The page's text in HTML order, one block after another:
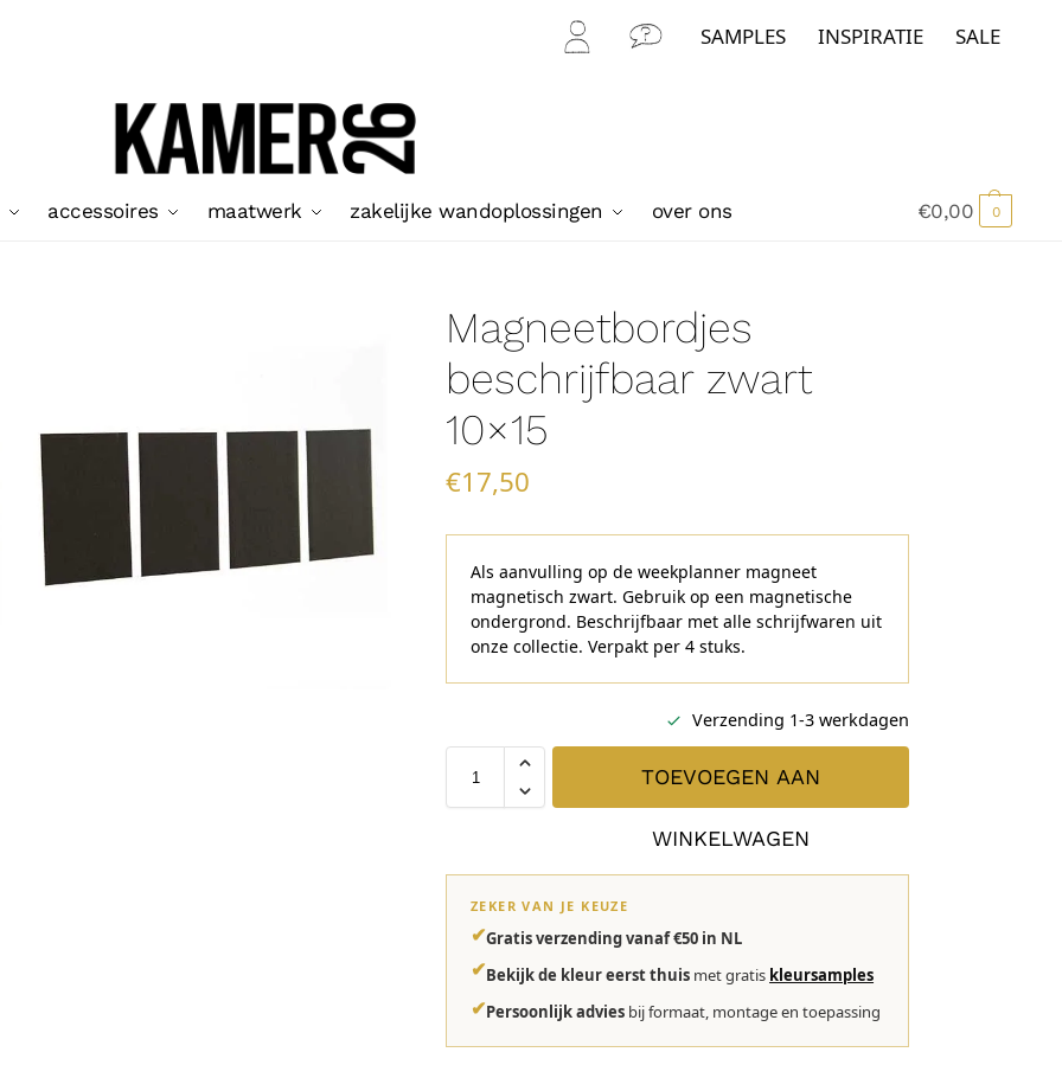
Mijn
Con
SAMPLES INSPIRATIE SALE
accessoires maatwerk zakelijke wandoplossingen over ons €0,00 0
Magneetbordjes
beschrijfbaar zwart
10×15
€17,50
Als aanvulling op de weekplanner magneet
magnetisch zwart. Gebruik op een magnetische
ondergrond. Beschrijfbaar met alle schrijfwaren uit
onze collectie. Verpakt per 4 stuks.
Verzending 1-3 werkdagen
TOEVOEGEN AAN
WINKELWAGEN
ZEKER VAN JE KEUZE
✔Gratis verzending vanaf €50 in NL
✔Bekijk de kleur eerst thuis met gratis kleursamples
✔Persoonlijk advies bij formaat, montage en toepassing